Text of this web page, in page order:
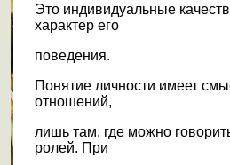
Это индивидуальные
характер его
поведения.
Понятие личности имеет
отношений,
лишь там, где можно
ролей. При